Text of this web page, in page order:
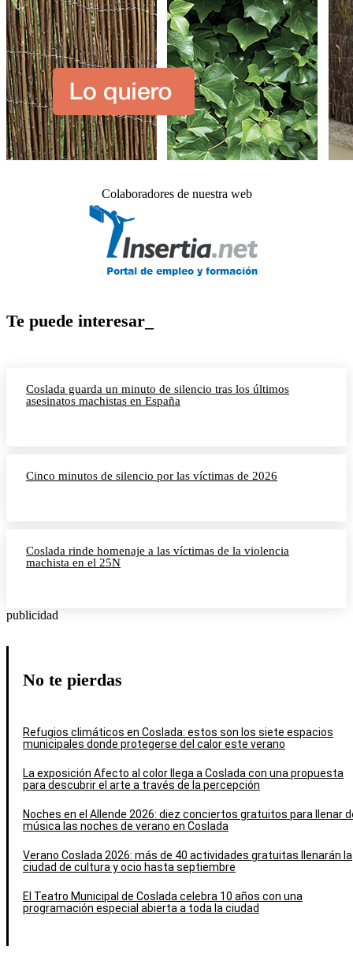
Colaboradores de nuestra web
Te puede interesar_
Coslada guarda un minuto de silencio tras los últimos
asesinatos machistas en España
Cinco minutos de silencio por las víctimas de 2026
Coslada rinde homenaje a las víctimas de la violencia
machista en el 25N
publicidad
No te pierdas
Refugios climáticos en Coslada: estos son los siete espacios
municipales donde protegerse del calor este verano
La exposición Afecto al color llega a Coslada con una propuesta
para descubrir el arte a través de la percepción
Noches en el Allende 2026: diez conciertos gratuitos para llenar
música las noches de verano en Coslada
Verano Coslada 2026: más de 40 actividades gratuitas llenarán la
ciudad de cultura y ocio hasta septiembre
El Teatro Municipal de Coslada celebra 10 años con una
programación especial abierta a toda la ciudad